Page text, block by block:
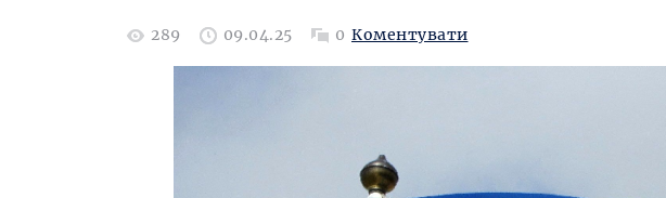
289 09.04.25 0 Коментувати